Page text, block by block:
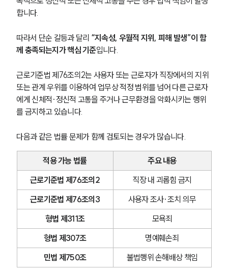
합니다.
따라서 단순 갈등과 달리 “지속성, 우월적 지위, 피해 발생”이 함
께 충족되는지가 핵심 기준입니다.
근로기준법 제76조의2는 사용자 또는 근로자가 직장에서의 지위
또는 관계 우위를 이용하여 업무상 적정 범위를 넘어 다른 근로자
에게 신체적·정신적 고통을 주거나 근무환경을 악화시키는 행위
를 금지하고 있습니다.
다음과 같은 법률 문제가 함께 검토되는 경우가 많습니다.
적용 가능 법률
주요 내용
근로기준법 제76조의2
직장 내 괴롭힘 금지
근로기준법 제76조의3
사용자 조사·조치 의무
형법 제311조
모욕죄
형법 제307조
명예훼손죄
민법 제750조
불법행위 손해배상 책임